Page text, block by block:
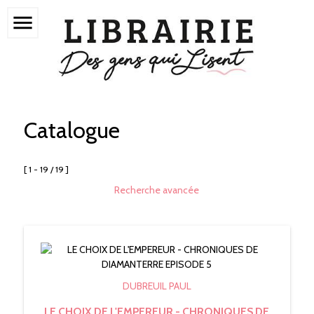
menu
Catalogue
[ 1 - 19 / 19 ]
Recherche avancée
DUBREUIL PAUL
LE CHOIX DE L'EMPEREUR - CHRONIQUES DE